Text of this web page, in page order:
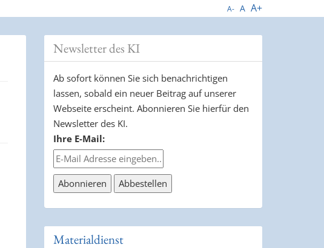
A- A A+
Newsletter des KI
Ab sofort können Sie sich benachrichtigen
lassen, sobald ein neuer Beitrag auf unserer
Webseite erscheint. Abonnieren Sie hierfür den
Newsletter des KI.
Ihre E-Mail:
Materialdienst